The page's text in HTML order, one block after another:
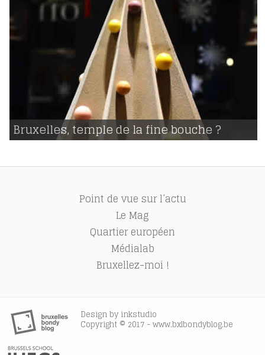
Bruxelles, temple de la fine bouche ?
12 | 01 | 2015
589
Point de vue sur l’actu
Le Mag
Quartier européen
Médialab
Bruxellez-moi !
Design by inkstudio
Copyright © 2017 - www.bxlbondyblog.be